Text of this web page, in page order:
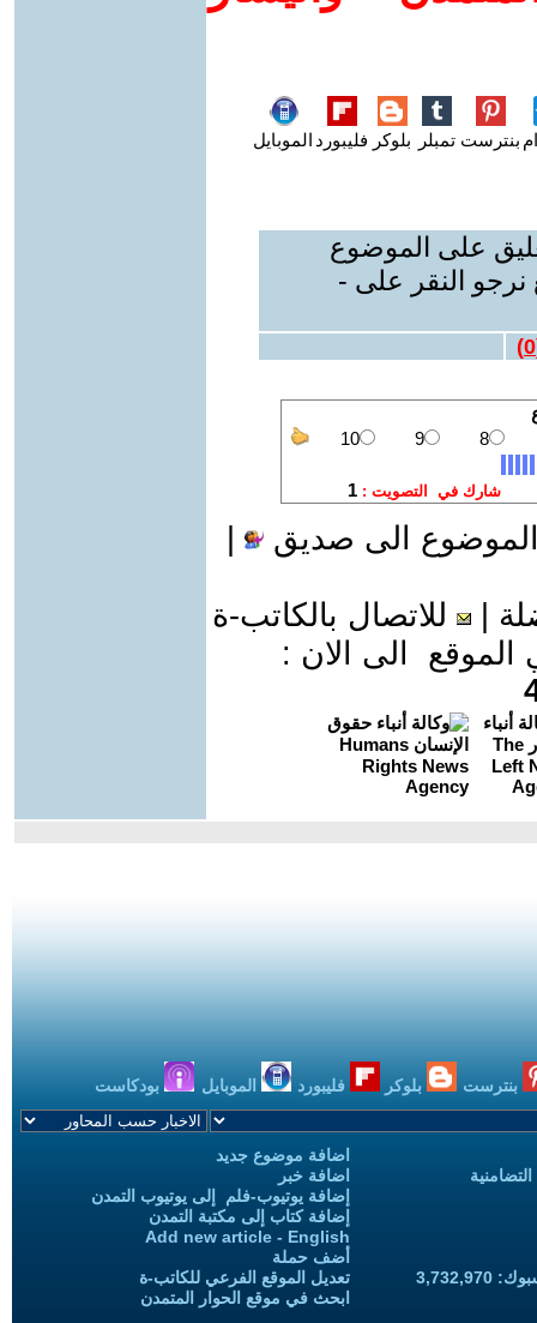
بنترست تمبلر بلوكر فليبورد الموبايل
على الموضوع
نرجو النقر على -
0
)
الى صديق
للاتصال بالكاتب-ة
الى الان :
بنترست بلوكر فليبورد الموبايل بودكاست
اضافة موضوع جديد
اضافة خبر
إضافة يوتيوب-فلم إلى يوتيوب التمدن
إضافة كتاب إلى مكتبة التمدن
Add new article - English
أضف حملة
تعديل الموقع الفرعي للكاتب-ة
ابحث في موقع الحوار المتمدن